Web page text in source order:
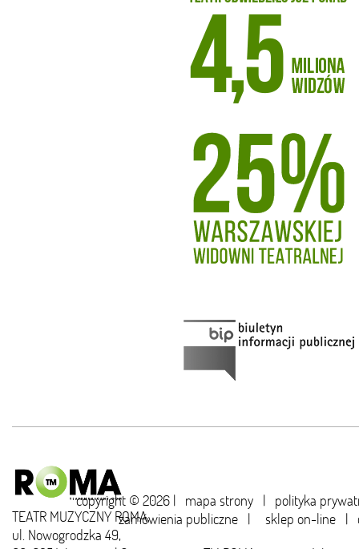
copyright © 2026 | mapa strony | polityka
zamówienia publiczne | sklep on-line |
TEATR MUZYCZNY ROMA,
ul. Nowogrodzka 49,